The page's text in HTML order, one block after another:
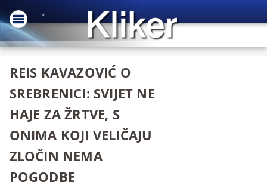
REIS KAVAZOVIĆ O
SREBRENICI: SVIJET NE
HAJE ZA ŽRTVE, S
ONIMA KOJI VELIČAJU
ZLOČIN NEMA
POGODBE